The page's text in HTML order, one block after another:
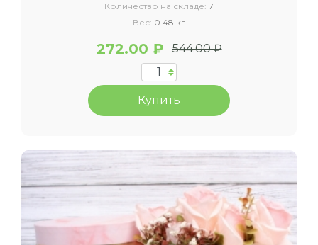
Количество на складе: 7
Вес: 0.48 кг
272.00 ₽ 544.00 ₽
Купить